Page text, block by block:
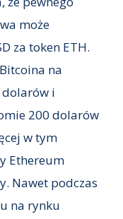
może
za token ETH.
na
i
200 dolarów
w tym
Ethereum
Nawet podczas
na rynku